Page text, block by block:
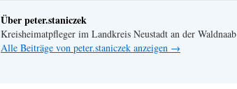
Über peter.staniczek
Kreisheimatpfleger im Landkreis Neustadt an der Waldnaab
Alle Beiträge von peter.staniczek anzeigen →